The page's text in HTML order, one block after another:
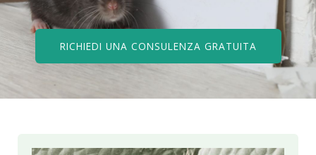
RICHIEDI UNA CONSULENZA GRATUITA